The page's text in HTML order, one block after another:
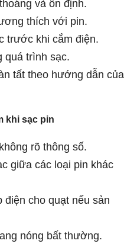
và ổn định.
thích với pin.
trước khi cắm điện.
quá trình sạc.
tất theo hướng dẫn của
khi sạc pin
rõ thông số.
giữa các loại pin khác
cho quạt nếu sản
nóng bất thường.